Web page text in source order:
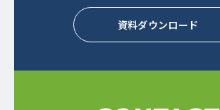
資料ダウンロード